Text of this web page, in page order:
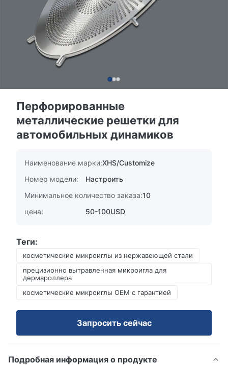
Перфорированные
металлические решетки для
автомобильных динамиков
Наименование марки:XHS/Customize
Номер модели:
Настроить
Минимальное количество заказа:10
цена:
50-100USD
Теги:
косметические микроиглы из нержавеющей стали
прецизионно вытравленная микроигла для
дермароллера
косметические микроиглы OEM с гарантией
Запросить сейчас
Подробная информация о продукте